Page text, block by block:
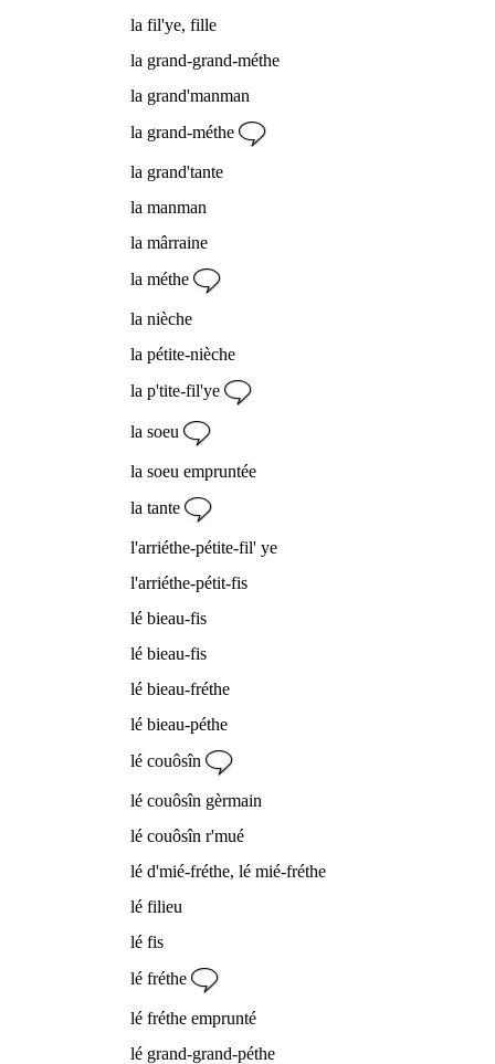
la fil'ye, fille
la grand-grand-méthe
la grand'manman
la grand-méthe
la grand'tante
la manman
la mârraine
la méthe
la nièche
la pétite-nièche
la p'tite-fil'ye
la soeu
la soeu empruntée
la tante
l'arriéthe-pétite-fil' ye
l'arriéthe-pétit-fis
lé bieau-fis
lé bieau-fis
lé bieau-fréthe
lé bieau-péthe
lé couôsîn
lé couôsîn gèrmain
lé couôsîn r'mué
lé d'mié-fréthe, lé mié-fréthe
lé filieu
lé fis
lé fréthe
lé fréthe emprunté
lé grand-grand-péthe